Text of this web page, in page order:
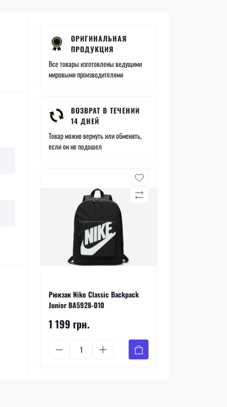
ОРИГИНАЛЬНАЯ
ПРОДУКЦИЯ
Все товары изготовлены ведущими
мировыми производителями
ВОЗВРАТ В ТЕЧЕНИИ
14 ДНЕЙ
Товар можно вернуть или обменять,
если он не подошел
Рюкзак Nike Classic Backpack
Junior BA5928-010
1 199 грн.